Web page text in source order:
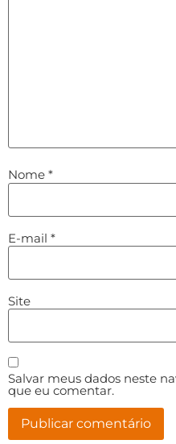
Nome *
E-mail *
Site
Salvar meus dados neste
que eu comentar.